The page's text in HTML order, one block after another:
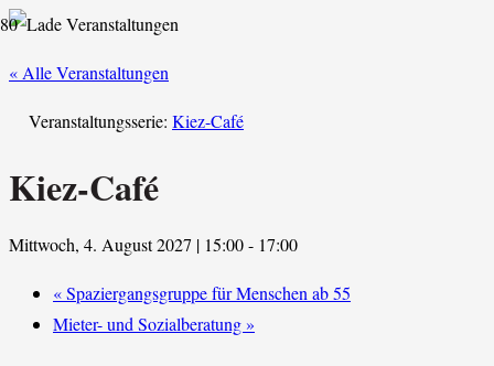
« Alle Veranstaltungen
Veranstaltungsserie: Kiez-Café
Kiez-Café
Mittwoch, 4. August 2027 | 15:00- 17:00
«Spaziergangsgruppe für Menschen ab 55
Mieter- und Sozialberatung»